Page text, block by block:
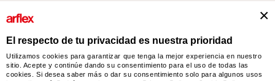
El respecto de tu privacidad es nuestra prioridad
Utilizamos cookies para garantizar que tenga la mejor experiencia en nuestro
sitio. Acepte y continúe dando su consentimiento para el uso de todas las
cookies. Si desea saber más o dar su consentimiento solo para algunos usos